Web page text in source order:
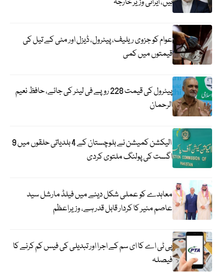
عوام کو جزوی ریلیف، پیٹرول، ڈیزل اور مٹی کے تیل کی
قیمتوں میں کمی
پیٹرول کی قیمت 228 روپے فی لیٹر کی جائے، حافظ نعیم
الرحمان
الیکشن کمیشن نے بلوچستان کے 4 بلدیاتی حلقوں میں 9
اگست کی پولنگ ملتوی کردی
معاہدے کو عملی شکل دینے میں فیلڈ مارشل سید
عاصم منیر کا کردار قابل قدر ہے، وزیراعظم
پی ٹی اے کا ای سم کے اجرا اور تبدیلی کی فیس کم کرنے کا
فیصلہ